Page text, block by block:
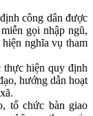
công dân được
gọi nhập ngũ,
nghĩa vụ tham
thực hiện quy định
hướng dẫn hoạt
tổ chức bàn giao